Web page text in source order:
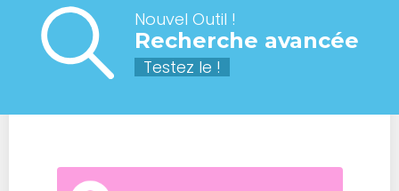
Nouvel Outil !
Recherche avancée
Testez le !